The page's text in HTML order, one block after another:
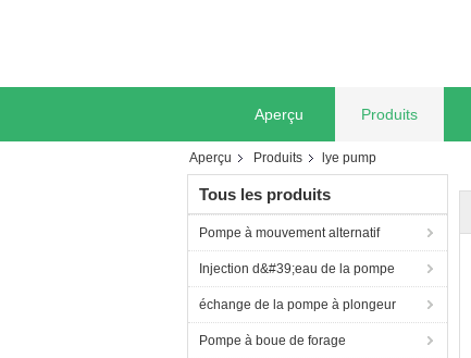
Aperçu Produits
Aperçu Produits lye pump
Tous les produits
Pompe à mouvement alternatif
Injection d&#39;eau de la pompe
échange de la pompe à plongeur
Pompe à boue de forage